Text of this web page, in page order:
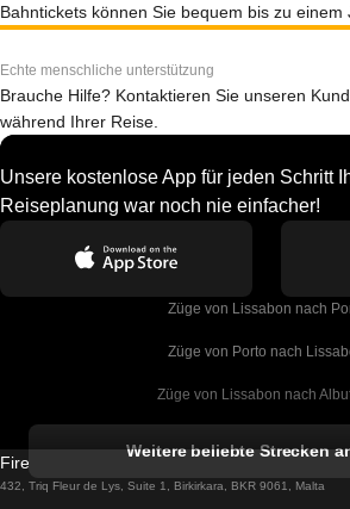
Bahntickets können Sie bequem bis zu einem
Echte menschliche unterstützung
Brauche Hilfe? Kontaktieren Sie unseren
während Ihrer Reise.
Unsere kostenlose App für jeden Schritt
Reiseplanung war noch nie einfacher!
Züge von Lissabon nach
Züge von Porto nach
Züge von Lissabon nach
Züge von Lissabon nach
Weitere beliebte Strecken
Firebird GT Limited (OC 1451)
432, Triq Fleur de Lys, Suite 1, Birkirkara, BKR 9061, Malta